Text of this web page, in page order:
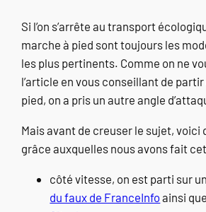
Si l’on s’arrête au transport
marche à pied sont toujours les
les plus pertinents. Comme on ne
l’article en vous conseillant de
pied, on a pris un autre angle
Mais avant de creuser le sujet, voici
grâce auxquelles nous avons fait
côté vitesse, on est parti sur
du faux de FranceInfo ainsi